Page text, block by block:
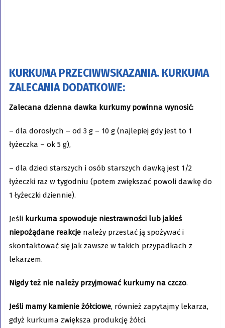
KURKUMA PRZECIWWSKAZANIA. KURKUMA
ZALECANIA DODATKOWE:
Zalecana dzienna dawka kurkumy powinna wynosić:
– dla dorosłych – od 3 g – 10 g (najlepiej gdy jest to 1
łyżeczka – ok 5 g),
– dla dzieci starszych i osób starszych dawką jest 1/2
łyżeczki raz w tygodniu (potem zwiększać powoli dawkę do
1 łyżeczki dziennie).
Jeśli kurkuma spowoduje niestrawności lub jakieś
niepożądane reakcjenależy przestać ją spożywać i
skontaktować się jak zawsze w takich przypadkach z
lekarzem.
Nigdy też nie należy przyjmować kurkumy na czczo.
Jeśli mamy kamienie żółciowe, również zapytajmy lekarza,
gdyż kurkuma zwiększa produkcję żółci.